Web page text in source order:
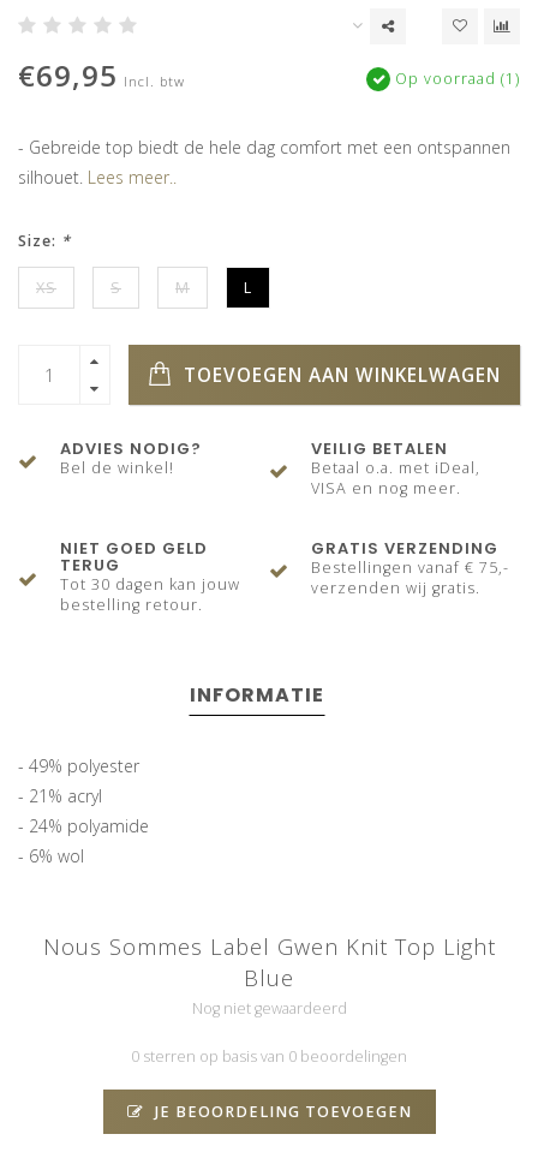
€69,95 Incl. btw Op voorraad (1)
- Gebreide top biedt de hele dag comfort met een ontspannen
silhouet. Lees meer..
Size: *
XS S M L
TOEVOEGEN AAN WINKELWAGEN
ADVIES NODIG?
Bel de winkel!
VEILIG BETALEN
Betaal o.a. met iDeal,
VISA en nog meer.
NIET GOED GELD
TERUG
Tot 30 dagen kan jouw
bestelling retour.
GRATIS VERZENDING
Bestellingen vanaf € 75,-
verzenden wij gratis.
INFORMATIE
- 49% polyester
- 21% acryl
- 24% polyamide
- 6% wol
Nous Sommes Label Gwen Knit Top Light
Blue
Nog niet gewaardeerd
0 sterren op basis van 0 beoordelingen
JE BEOORDELING TOEVOEGEN